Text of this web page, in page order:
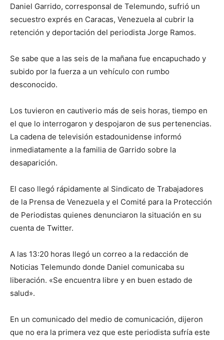
Daniel Garrido, corresponsal de Telemundo, sufrió un
secuestro exprés en Caracas, Venezuela al cubrir la
retención y deportación del periodista Jorge Ramos.
Se sabe que a las seis de la mañana fue encapuchado y
subido por la fuerza a un vehículo con rumbo
desconocido.
Los tuvieron en cautiverio más de seis horas, tiempo en
el que lo interrogaron y despojaron de sus pertenencias.
La cadena de televisión estadounidense informó
inmediatamente a la familia de Garrido sobre la
desaparición.
El caso llegó rápidamente al Sindicato de Trabajadores
de la Prensa de Venezuela y el Comité para la Protección
de Periodistas quienes denunciaron la situación en su
cuenta de Twitter.
A las 13:20 horas llegó un correo a la redacción de
Noticias Telemundo donde Daniel comunicaba su
liberación. «Se encuentra libre y en buen estado de
salud».
En un comunicado del medio de comunicación, dijeron
que no era la primera vez que este periodista sufría este